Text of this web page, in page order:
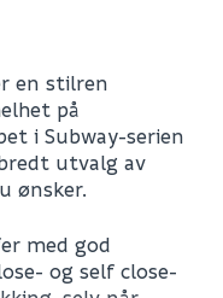
en stilren
på
i Subway-serien
utvalg av
ønsker.
med god
og self close-